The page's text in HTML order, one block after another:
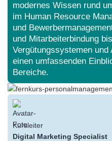
modernes Wissen rund
im Human Resource
und
und Mitarbeiterbindung
Vergütungssystemen
einen umfassenden
Bereiche.
Kursleiter
Digital Marketing Specialist